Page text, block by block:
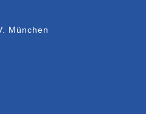
München